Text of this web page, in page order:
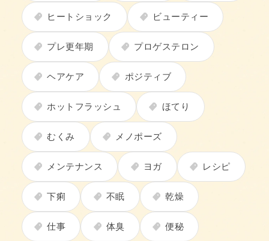
ヒートショック ビューティー
プレ更年期 プロゲステロン
ヘアケア ポジティブ
ホットフラッシュ ほてり
むくみ メノポーズ
メンテナンス ヨガ レシピ
下痢 不眠 乾燥
仕事 体臭 便秘